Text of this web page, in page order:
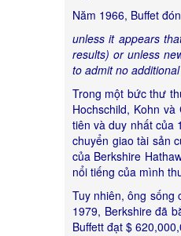
Năm 1966, Buffet
unless it appears
results) or unless
to admit no
Trong một bức thư
Hochschild, Kohn
tiên và duy nhất của
chuyển giao tài sản
của Berkshire
nổi tiếng của mình
Tuy nhiên, ông sống
1979, Berkshire đã
Buffett đạt $